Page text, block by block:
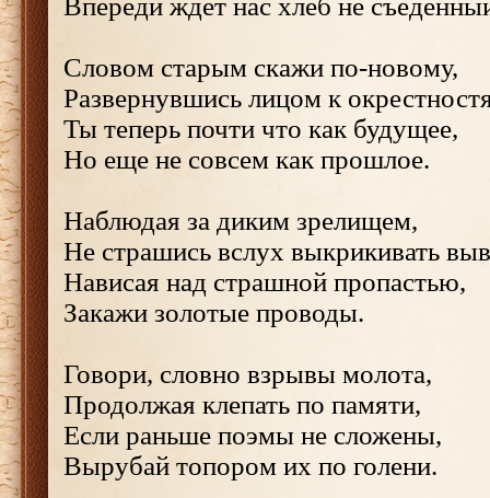
Впереди ждет нас хлеб не
Словом старым скажи по-новому,
Развернувшись лицом к
Ты теперь почти что как будущее,
Но еще не совсем как прошлое.
Наблюдая за диким зрелищем,
Не страшись вслух выкрикивать
Нависая над страшной пропастью,
Закажи золотые проводы.
Говори, словно взрывы молота,
Продолжая клепать по памяти,
Если раньше поэмы не сложены,
Вырубай топором их по голени.